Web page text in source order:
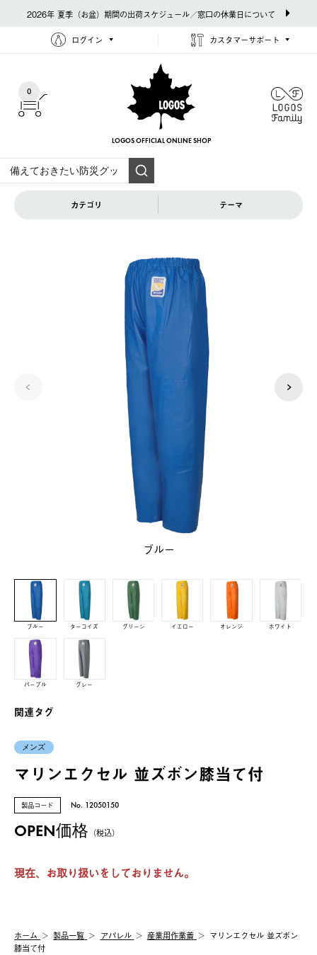
2026年 夏季（お盆）期間の出荷スケジュール／窓口の休業日について
ログイン カスタマーサポート
0
LOGOS OFFICIAL ONLINE SHOP
カテゴリ テーマ
ブルー
ブルー ターコイズ グリーン イエロー オレンジ ホワイト
パープル グレー
関連タグ
メンズ
マリンエクセル 並ズボン膝当て付
製品コード No. 12050150
OPEN価格 （税込）
現在、お取り扱いをしておりません。
ホーム 製品⼀覧 アパレル 産業用作業着
マリンエクセル 並ズボン
膝当て付